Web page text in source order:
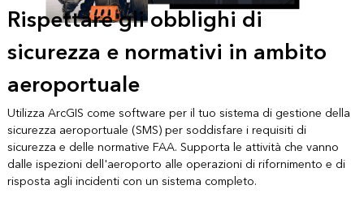
Rispettare gli obblighi di
sicurezza e normativi in ambito
aeroportuale
Utilizza ArcGIS come software per il tuo sistema di gestione della
sicurezza aeroportuale (SMS) per soddisfare i requisiti di
sicurezza e delle normative FAA. Supporta le attività che vanno
dalle ispezioni dell'aeroporto alle operazioni di rifornimento e di
risposta agli incidenti con un sistema completo.